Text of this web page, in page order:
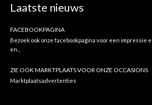
Laatste nieuws
FACEBOOKPAGINA
Bezoek ook onze facebookpagina voor een impressie
en...
ZIE OOK MARKTPLAATS VOOR ONZE OCCASIONS
Marktplaatsadvertenties